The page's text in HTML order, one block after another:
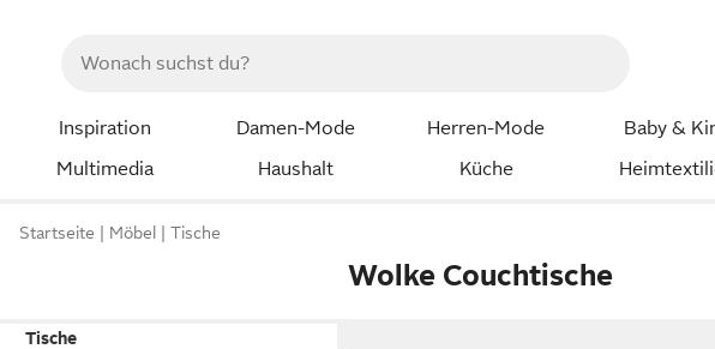
Inspiration Damen-Mode Herren-Mode Baby &
Multimedia
Haushalt Küche
Startseite Möbel Tische
Wolke Couchtische
Tische